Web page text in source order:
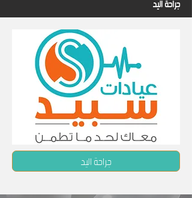
جراحة اليد
جراحة اليد